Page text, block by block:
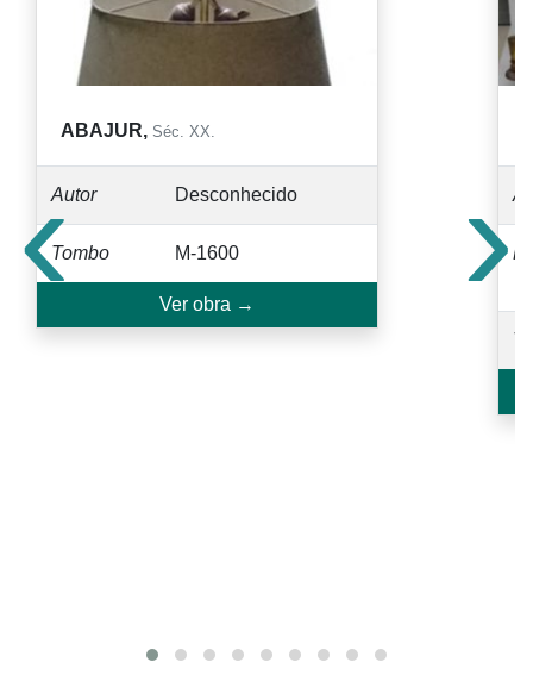
ABAJUR, Séc. XX.
Autor Desconhecido
Tombo M-1600
Ver obra →
‹ ›